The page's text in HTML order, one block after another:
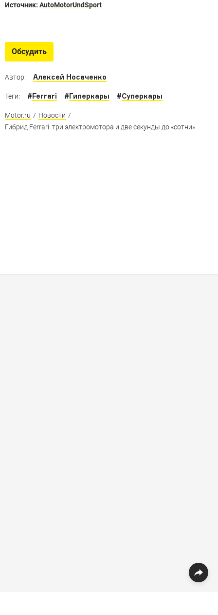
Источник: AutoMotorUndSport
Машины с максималкой выше 400 км/ч. McLaren
построил самый быстрый дорожный автомобиль, но у
Обсудить
Автор: Алексей Носаченко
Теги: #Ferrari #Гиперкары #Суперкары
Motor.ru / Новости /
Гибрид Ferrari: три электромотора и две секунды до «сотни»